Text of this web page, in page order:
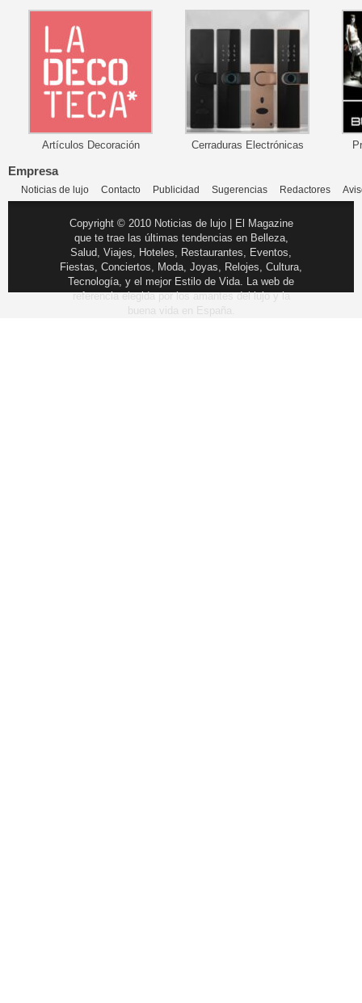
Artículos Decoración Cerraduras Electrónicas
Empresa
Noticias de lujo Contacto Publicidad Sugerencias Redactores
Copyright © 2010 Noticias de lujo | El Magazine
que te trae las últimas tendencias en Belleza,
Salud, Viajes, Hoteles, Restaurantes, Eventos,
Fiestas, Conciertos, Moda, Joyas, Relojes, Cultura,
Tecnología, y el mejor Estilo de Vida. La web de
referencia elegida por los amantes del lujo y la